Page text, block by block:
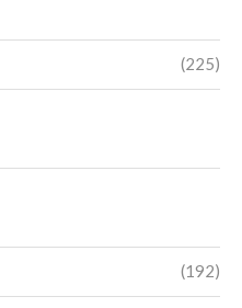
(225)
(192)